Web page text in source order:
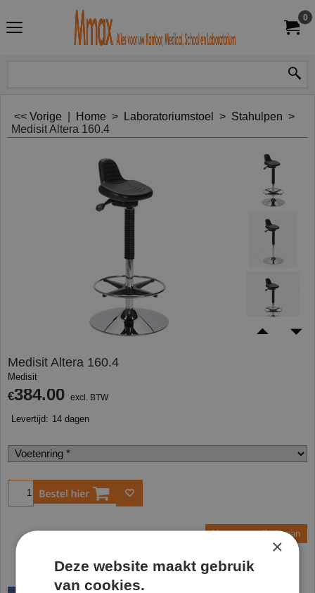
0
<< Vorige Home > Laboratoriumstoel > Stahulpen >
Medisit Altera 160.4
Medisit Altera 160.4
Medisit
€384.00 excl. BTW
Levertijd: 14 dagen
Bestel
Vraag een offerte aan
×
Deze website maakt gebruik
van cookies.